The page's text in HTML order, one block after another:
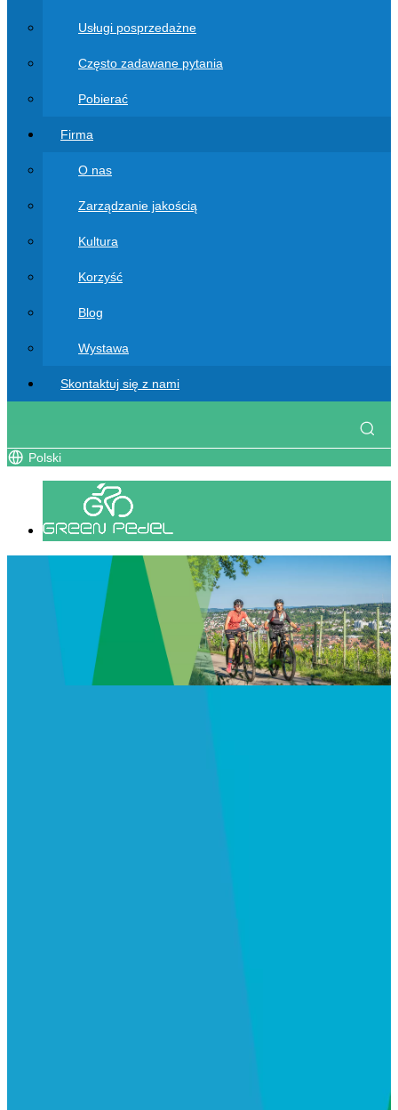
Usługi posprzedażne
Często zadawane pytania
Pobierać
Firma
O nas
Zarządzanie jakością
Kultura
Korzyść
Blog
Wystawa
Skontaktuj się z nami
Polski